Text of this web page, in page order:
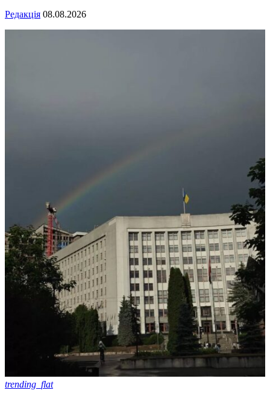
Редакція 08.08.2026
trending_flat